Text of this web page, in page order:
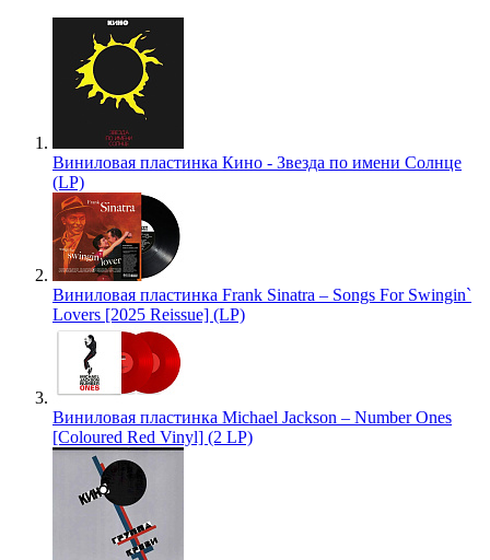
Виниловая пластинка Кино - Звезда по имени Солнце
(LP)
Виниловая пластинка Frank Sinatra – Songs For Swingin`
Lovers [2025 Reissue] (LP)
Виниловая пластинка Michael Jackson – Number Ones
[Coloured Red Vinyl] (2 LP)